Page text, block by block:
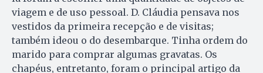
viagem e de uso pessoal. D. Cláudia pensava nos
vestidos da primeira recepção e de visitas;
também ideou o do desembarque. Tinha ordem do
marido para comprar algumas gravatas. Os
chapéus, entretanto, foram o principal artigo da